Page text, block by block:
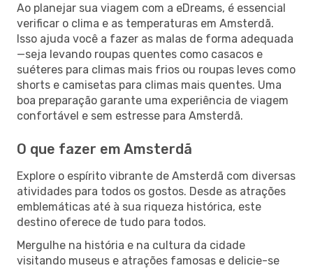
Ao planejar sua viagem com a eDreams, é essencial
verificar o clima e as temperaturas em Amsterdã.
Isso ajuda você a fazer as malas de forma adequada
—seja levando roupas quentes como casacos e
suéteres para climas mais frios ou roupas leves como
shorts e camisetas para climas mais quentes. Uma
boa preparação garante uma experiência de viagem
confortável e sem estresse para Amsterdã.
O que fazer em Amsterdã
Explore o espírito vibrante de Amsterdã com diversas
atividades para todos os gostos. Desde as atrações
emblemáticas até à sua riqueza histórica, este
destino oferece de tudo para todos.
Mergulhe na história e na cultura da cidade
visitando museus e atrações famosas e delicie-se